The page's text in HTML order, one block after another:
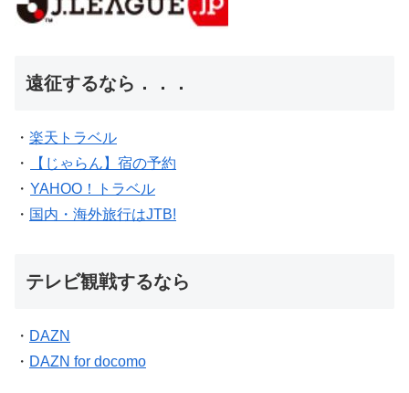
遠征するなら．．．
・ 楽天トラベル
・
【じゃらん】宿の予約
・ YAHOO！トラベル
・ 国内・海外旅行はJTB!
テレビ観戦するなら
・ DAZN
・ DAZN for docomo